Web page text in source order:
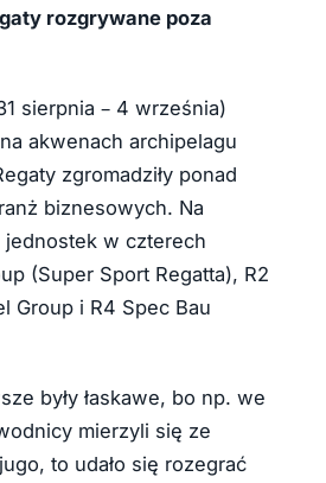
rozgrywane poza
sierpnia – 4 września)
akwenach archipelagu
zgromadziły ponad
biznesowych. Na
jednostek w czterech
(Super Sport Regatta), R2
Group i R4 Spec Bau
były łaskawe, bo np. we
mierzyli się ze
to udało się rozegrać